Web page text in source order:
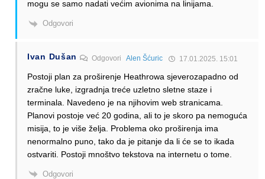
mogu se samo nadati većim avionima na linijama.
Odgovori
Ivan Dušan Odgovori Alen Šćuric 17.01.2025. 15:01
Postoji plan za proširenje Heathrowa sjeverozapadno od
zračne luke, izgradnja treće uzletno sletne staze i
terminala. Navedeno je na njihovim web stranicama.
Planovi postoje već 20 godina, ali to je skoro pa nemoguća
misija, to je više želja. Problema oko proširenja ima
nenormalno puno, tako da je pitanje da li će se to ikada
ostvariti. Postoji mnoštvo tekstova na internetu o tome.
Odgovori